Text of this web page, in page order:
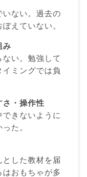
ない。過去の
えていない。
み
い。勉強して
ミングでは負
さ・操作性
きないように
た。
した教材を届
おもちゃが多